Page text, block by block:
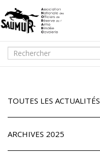
TOUTES LES ACTUALITÉS
ARCHIVES 2025